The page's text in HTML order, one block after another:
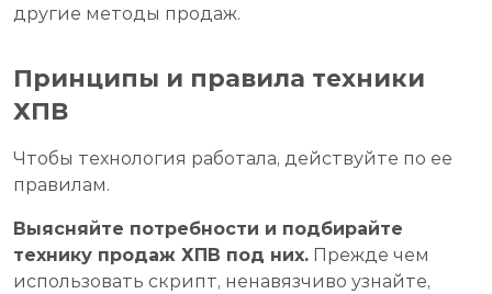
другие методы продаж.
Принципы и правила техники
ХПВ
Чтобы технология работала, действуйте по ее
правилам.
Выясняйте потребности и подбирайте
технику продаж ХПВ под них. Прежде чем
использовать скрипт, ненавязчиво узнайте,